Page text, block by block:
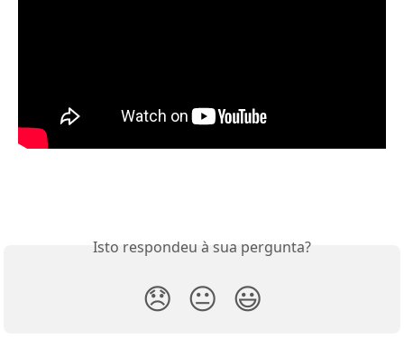
Isto respondeu à sua pergunta?
😞 😐 😃